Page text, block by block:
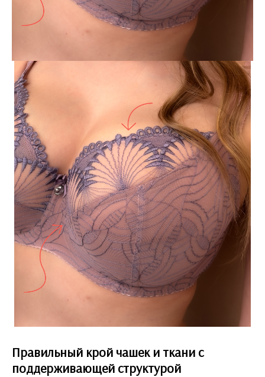
Правильный крой чашек и ткани с
поддерживающей структурой